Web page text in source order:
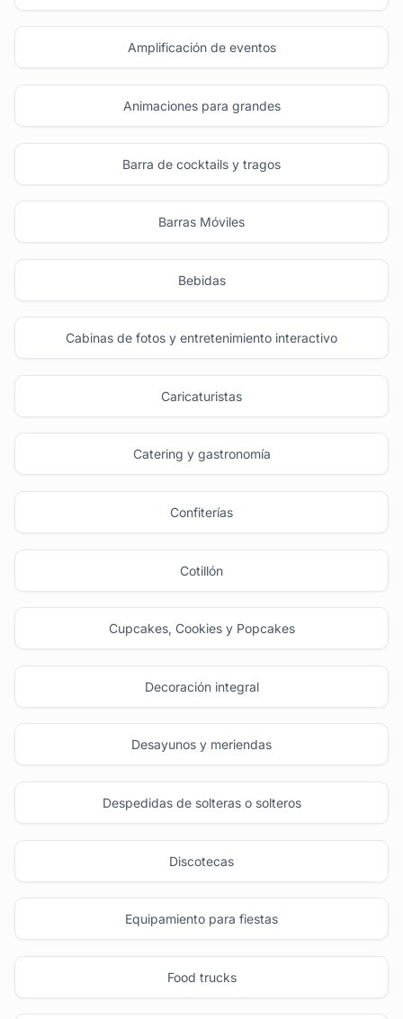
Amplificación de eventos
Animaciones para grandes
Barra de cocktails y tragos
Barras Móviles
Bebidas
Cabinas de fotos y entretenimiento interactivo
Caricaturistas
Catering y gastronomía
Confiterías
Cotillón
Cupcakes, Cookies y Popcakes
Decoración integral
Desayunos y meriendas
Despedidas de solteras o solteros
Discotecas
Equipamiento para fiestas
Food trucks